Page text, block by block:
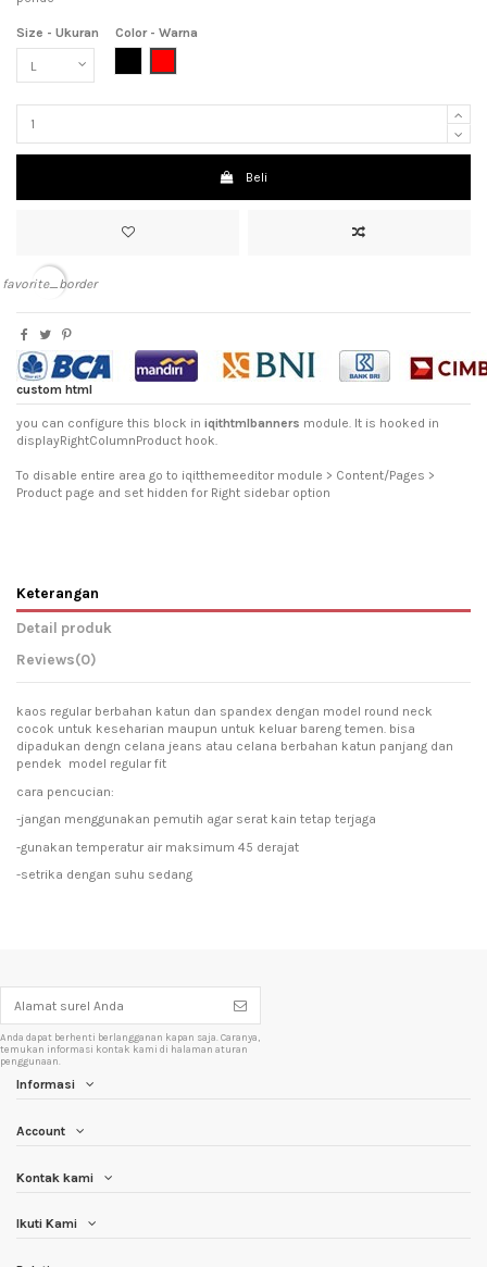
Size - Ukuran
Color - Warna
Beli
favorite_border
custom html
you can configure this block in iqithtmlbanners module. It is hooked in
displayRightColumnProduct hook.
To disable entire area go to iqitthemeeditor module > Content/Pages >
Product page and set hidden for Right sidebar option
Keterangan
Detail produk
Reviews(0)
kaos regular berbahan katun dan spandex dengan model round neck
cocok untuk keseharian maupun untuk keluar bareng temen. bisa
dipadukan dengn celana jeans atau celana berbahan katun panjang dan
pendek model regular fit
cara pencucian:
-jangan menggunakan pemutih agar serat kain tetap terjaga
-gunakan temperatur air maksimum 45 derajat
-setrika dengan suhu sedang
Anda dapat berhenti berlangganan kapan saja. Caranya,
temukan informasi kontak kami di halaman aturan
penggunaan.
Informasi
Account
Kontak kami
Ikuti Kami